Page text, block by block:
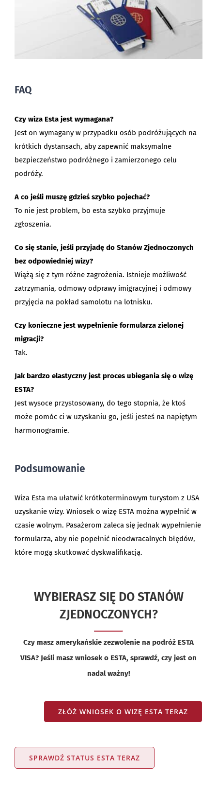
FAQ
Czy wiza Esta jest wymagana?
Jest on wymagany w przypadku osób podróżujących na
krótkich dystansach, aby zapewnić maksymalne
bezpieczeństwo podróżnego i zamierzonego celu
podróży.
A co jeśli muszę gdzieś szybko pojechać?
To nie jest problem, bo esta szybko przyjmuje
zgłoszenia.
Co się stanie, jeśli przyjadę do Stanów Zjednoczonych
bez odpowiedniej wizy?
Wiążą się z tym różne zagrożenia. Istnieje możliwość
zatrzymania, odmowy odprawy imigracyjnej i odmowy
przyjęcia na pokład samolotu na lotnisku.
Czy konieczne jest wypełnienie formularza zielonej
migracji?
Tak.
Jak bardzo elastyczny jest proces ubiegania się o wizę
ESTA?
Jest wysoce przystosowany, do tego stopnia, że ktoś
może pomóc ci w uzyskaniu go, jeśli jesteś na napiętym
harmonogramie.
Podsumowanie
Wiza Esta ma ułatwić krótkoterminowym turystom z USA
uzyskanie wizy. Wniosek o wizę ESTA można wypełnić w
czasie wolnym. Pasażerom zaleca się jednak wypełnienie
formularza, aby nie popełnić nieodwracalnych błędów,
które mogą skutkować dyskwalifikacją.
WYBIERASZ SIĘ DO STANÓW
ZJEDNOCZONYCH?
Czy masz amerykańskie zezwolenie na podróż ESTA
VISA? Jeśli masz wniosek o ESTA, sprawdź, czy jest on
nadal ważny!
ZŁÓŻ WNIOSEK O WIZĘ ESTA TERAZ
SPRAWDŹ STATUS ESTA TERAZ